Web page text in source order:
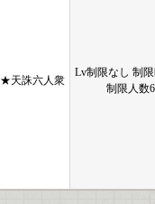
★天誅六人衆
Lv制限なし 制
制限人数